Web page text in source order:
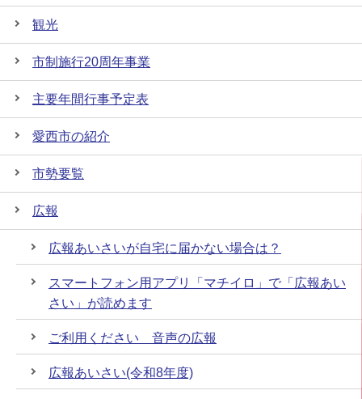
観光
市制施行20周年事業
主要年間行事予定表
愛西市の紹介
市勢要覧
広報
広報あいさいが自宅に届かない場合は？
スマートフォン用アプリ「マチイロ」で「広報あい
さい」が読めます
ご利用ください 音声の広報
広報あいさい(令和8年度)